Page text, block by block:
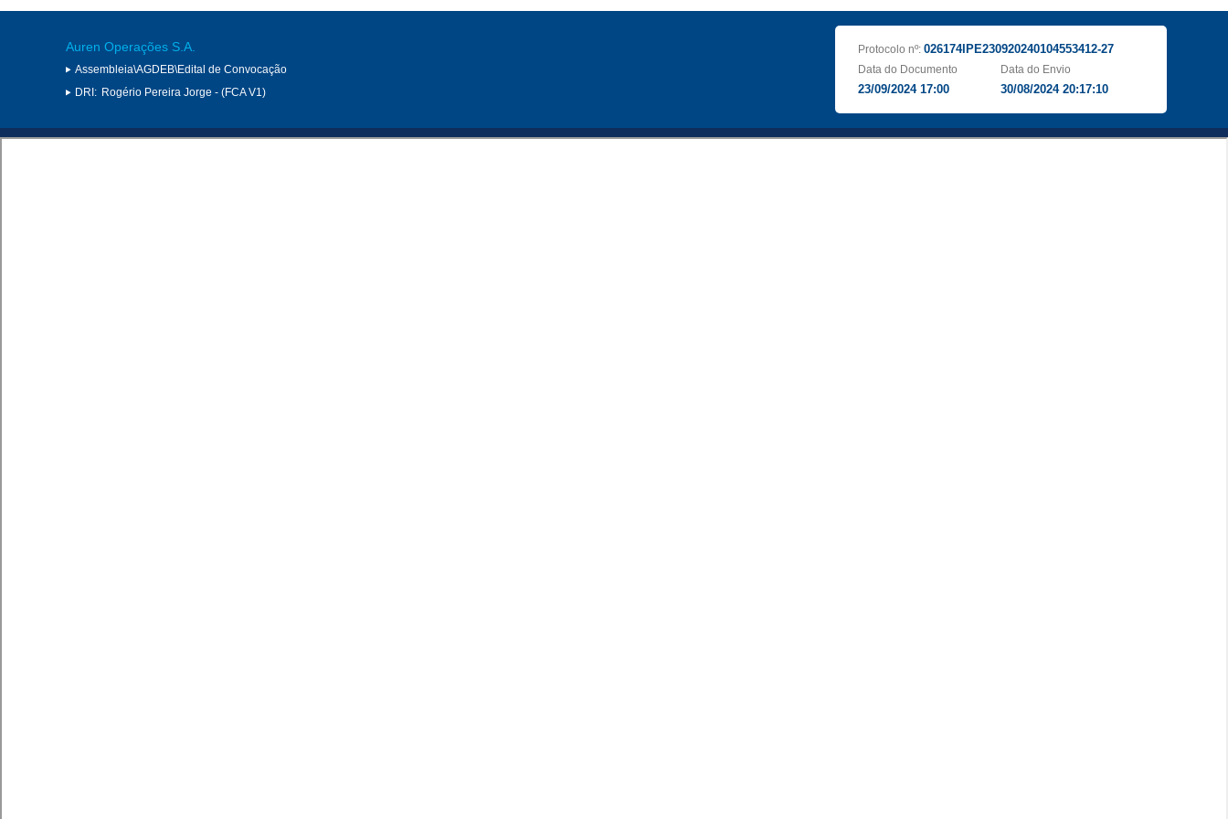
Auren Operações S.A.
Assembleia\AGDEB\Edital de Convocação
DRI: Rogério Pereira Jorge - (FCA V1)
Protocolo nº: 026174IPE230920240104553412-27
Data do Documento
23/09/2024 17:00
Data do Envio
30/08/2024 20:17:10